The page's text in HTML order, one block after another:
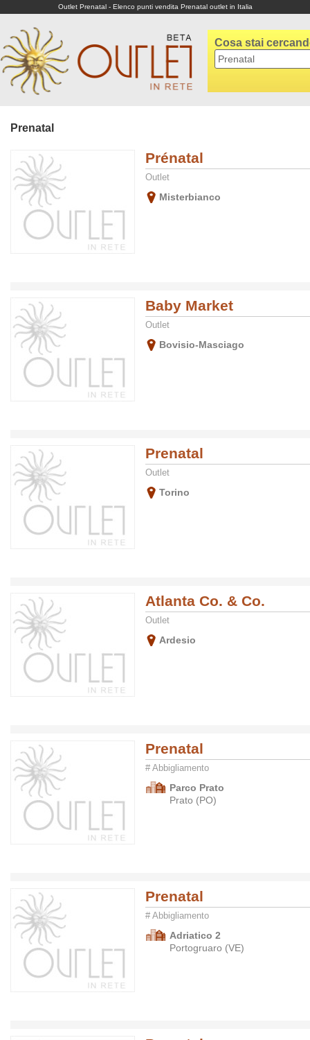
Outlet Prenatal - Elenco punti vendita Prenatal outlet in Italia
Cosa stai
Prenatal
Prénatal
Outlet
Misterbianco
Baby Market
Outlet
Bovisio-Masciago
Prenatal
Outlet
Torino
Atlanta Co. & Co.
Outlet
Ardesio
Prenatal
# Abbigliamento
Parco Prato
Prato (PO)
Prenatal
# Abbigliamento
Adriatico 2
Portogruaro (VE)